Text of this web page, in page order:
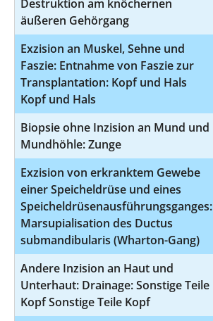
Destruktion am knöchernen
äußeren Gehörgang
Exzision an Muskel, Sehne und
Faszie: Entnahme von Faszie zur
Transplantation: Kopf und Hals
Kopf und Hals
Biopsie ohne Inzision an Mund und
Mundhöhle: Zunge
Exzision von erkranktem Gewebe
einer Speicheldrüse und eines
Speicheldrüsenausführungsganges:
Marsupialisation des Ductus
submandibularis (Wharton-Gang)
Andere Inzision an Haut und
Unterhaut: Drainage: Sonstige Teile
Kopf Sonstige Teile Kopf